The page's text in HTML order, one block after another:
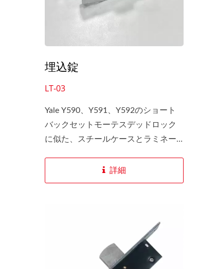
埋込錠
LT-03
Yale Y590、Y591、Y592のショート
バックセットモーテスデッドロック
に似た、スチールケースとラミネー
ションボルト。22mmボルトスローと
36mmボルトスローのバリエーション
クされた状態の両方で確実に固定さ
詳細